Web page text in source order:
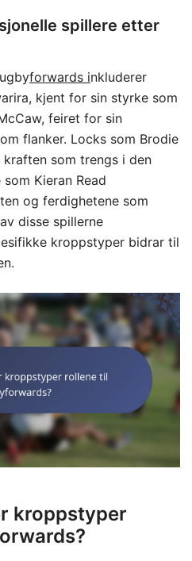
spillere etter
forwards inkluderer
kjent for sin styrke som
feiret for sin
flanker. Locks som Brodie
som trengs i den
Kieran Read
og ferdighetene som
disse spillerne
kroppstyper bidrar til
kroppstyper